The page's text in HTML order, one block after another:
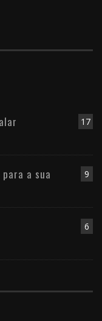
17
9
a sua
6